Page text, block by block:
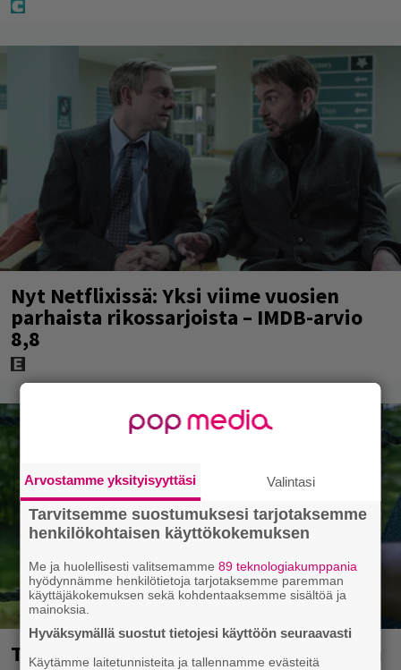
Nyt Netflixissä: Yksi viime vuosien
parhaista rikossarjoista – IMDB-arvio
8,8
Tuleva videopelielokuva jäi Sam Neillin
Arvostamme yksityisyyttäsi Valintasi
Tarvitsemme suostumuksesi tarjotaksemme
henkilökohtaisen käyttökokemuksen
Me ja huolellisesti valitsemamme89 teknologiakumppania
hyödynnämme henkilötietoja tarjotaksemme paremman
käyttäjäkokemuksen sekä kohdentaaksemme sisältöä ja
mainoksia.
Hyväksymällä suostut tietojesi käyttöön seuraavasti
Käytämme laitetunnisteita ja tallennamme evästeitä